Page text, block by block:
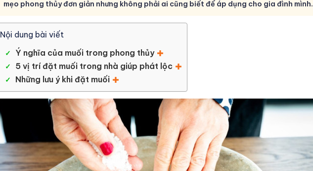
mẹo phong thủy đơn giản nhưng không phải ai cũng biết để áp dụng cho gia đình mình.
Nội dung bài viết
Ý nghĩa của muối trong phong thủy
5 vị trí đặt muối trong nhà giúp phát lộc
Những lưu ý khi đặt muối